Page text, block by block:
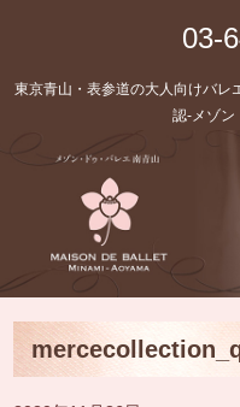
03-
東京青山・表参道の大人向けバレ
認‐メゾ